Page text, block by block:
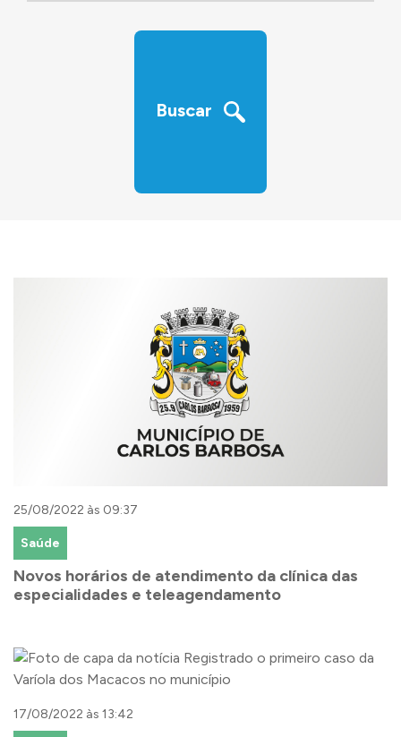
‹›
Buscar
25/08/2022 às 09:37
Saúde
Novos horários de atendimento da clínica das
especialidades e teleagendamento
17/08/2022 às 13:42